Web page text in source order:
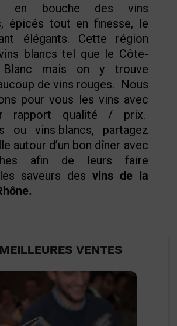
en bouche des vins
épicés tout en finesse, le
élégants. Cette région
blancs tel que le Côte-
Blanc mais on y trouve
de vins rouges. Nous
pour vous les vins avec
rapport qualité / prix.
ou vins blancs, partagez
autour d’un bon dîner avec
afin de leurs faire
saveurs des vins de la
VENTES